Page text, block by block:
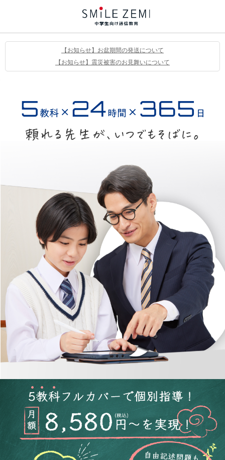
【お知らせ】お盆期間の発送について
【お知らせ】震災被害のお見舞いについて